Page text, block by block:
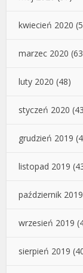
kwiecień 2020
marzec 2020
luty 2020 (48)
styczeń 2020
grudzień 2019
listopad 2019
październik 2019
wrzesień 2019
sierpień 2019